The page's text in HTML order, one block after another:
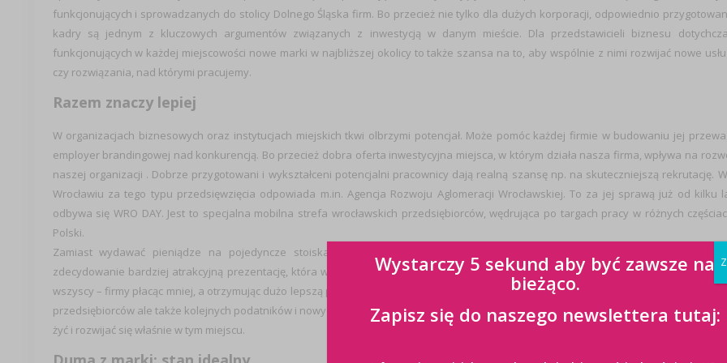
funkcjonujących i sprowadzanych do stolicy Dolnego Śląska firm. Bo przecież nie tylko dla dużych korporacji, odpowiednio
kadry są jednym z kluczowych argumentów związanych z inwestycją w danym mieście. Dla przedstawicieli biznesu
funkcjonujących w każdej miejscowości nowe marki w najbliższej okolicy to także szansa na to, aby wspólnie z nimi rozwijać nowe
czy rozwiązania, nad którymi pracujemy.
Razem znaczy lepiej
W organizacjach biznesowych oraz instytucjach miejskich tkwi olbrzymi potencjał. Może pomóc każdej firmie w budowaniu jej
employer brandingowej nad konkurencją. Bo przecież dobra oferta inwestycyjna miejsca, w którym działa nasza firma, wpływa na
naszej organizacji . Dobrze przygotowani i wykształceni potencjalni pracownicy dają realną szansę np. na skuteczniejszą rekrutację.
Wrocławiu za tego typu przedsięwzięcia odpowiada m.in. Agencja Rozwoju Aglomeracji Wrocławskiej. To za jej sprawą już od kilku
odbywa się WRO DAY. Jest to specjalna mobilna strefa wrocławskich przedsiębiorców, wędrująca po targach pracy w różnych
Polski.
Zamiast wydawać pieniądze na pojedyncze stoiska HR-owcy różnych marek wspólnie z miastem przygotowują dla odbiorców
zdecydowanie bardziej atrakcyjną prezentację, która wyróżnia się na tle ekspozycji pojedynczych firm. Dzięki temu rozwiązaniu zyskują
wszyscy – firmy płacąc mniej, a otrzymując dużo lepszą promocję i zainteresowanie kandydatów, zaś samo miasto nie tylko zadowolonych
przedsiębiorców ale także kolejnych podatników i nowych mieszkańców, którzy będą korzystać z jego infrastruktury, ale przede wszystkim
żyć i rozwijać się właśnie w tym miejscu.
Wystarczy 5 sekund aby być zawsze na
bieżąco.
Zapisz się do naszego newslettera tutaj: